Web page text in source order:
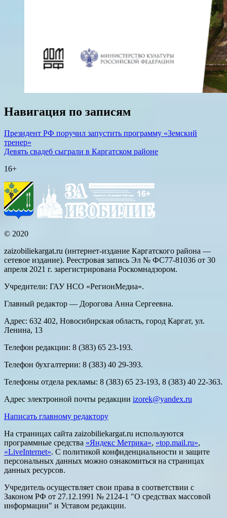
Навигация по записям
Президент РФ поручил запустить программу «Земский
тренер»
Девять свадеб сыграли в Каргатском районе
16+
© 2020
zaizobiliekargat.ru (интернет-издание Каргатского района —
сетевое издание). Реестровая запись Эл № ФС77-81036 от 30
апреля 2021 г. зарегистрирована Роскомнадзором.
Учредители: ГАУ НСО «РегионМедиа».
Главный редактор — Дорогова Анна Сергеевна.
Адрес: 632 402, Новосибирская область, город Каргат, ул.
Ленина, 13
Телефон редакции: 8 (383) 65 23-193.
Телефон бухгалтерии: 8 (383) 40 29-393.
Телефоны отдела рекламы: 8 (383) 65 23-193, 8 (383) 40 22-363.
Адрес электронной почты редакции izorek@yandex.ru
Написать главному редактору
На страницах сайта zaizobiliekargat.ru используются
программные средства «Яндекс Метрика», «top.mail.ru»,
«LiveInternet». С политикой конфиденциальности и защите
персональных данных можно ознакомиться на страницах
данных ресурсов.
Учредитель осуществляет свои права в соответствии с
Законом РФ от 27.12.1991 № 2124-1 "О средствах массовой
информации" и Уставом редакции.